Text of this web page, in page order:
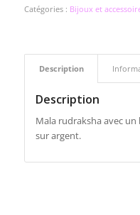
Catégories : Bijoux et
Description
Description
Mala rudraksha avec
sur argent.